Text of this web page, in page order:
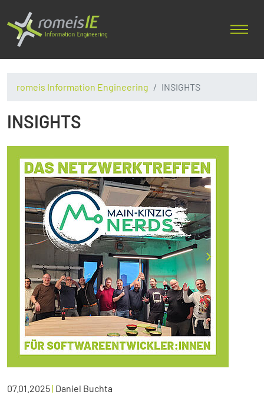
romeis Information Engineering INSIGHTS
INSIGHTS
07.01.2025| Daniel Buchta